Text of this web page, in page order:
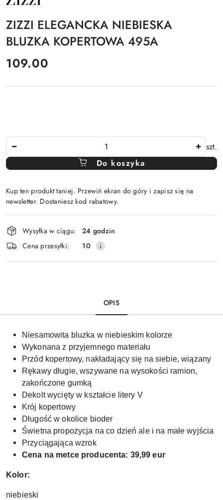
PRODUCENTA:
ZIZZI ELEGANCKA NIEBIESKA
BLUZKA KOPERTOWA 495A
cena:
109.00
szt.
Do koszyka
Kup ten produkt taniej. Przewiń ekran do góry i zapisz się na
newsletter. Dostaniesz kod rabatowy.
Dostępność
i
dostawa
Wysyłka w ciągu:
24 godzin
Cena przesyłki:
10
OPIS
Niesamowita bluzka w niebieskim kolorze
Wykonana z przyjemnego materiału
Przód kopertowy, nakładający się na siebie, wiązany
Rękawy długie, wszywane na wysokości ramion,
zakończone gumką
Dekolt wycięty w kształcie litery V
Krój kopertowy
Długość w okolice bioder
Świetna propozycja na co dzień ale i na małe wyjścia
Przyciągająca wzrok
Cena na metce producenta: 39,99 eur
Kolor:
niebieski